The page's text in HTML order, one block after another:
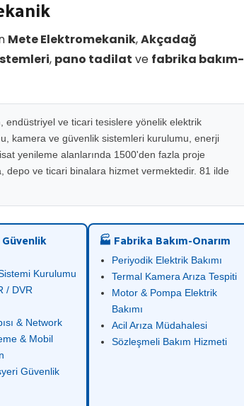
Mete Elektromekanik,Akçadağ
, pano tadilat ve fabrika bakım-
endüstriyel ve ticari tesislere yönelik elektrik
kamera ve güvenlik sistemleri kurulumu, enerji
yenileme alanlarında 1500'den fazla proje
depo ve ticari binalara hizmet vermektedir. 81 ilde
Güvenlik
Kurulumu
/ DVR
& Network
& Mobil
Güvenlik
🏭 Fabrika Bakım-Onarım
Periyodik Elektrik Bakımı
Termal Kamera Arıza Tespiti
Motor & Pompa Elektrik
Bakımı
Acil Arıza Müdahalesi
Sözleşmeli Bakım Hizmeti